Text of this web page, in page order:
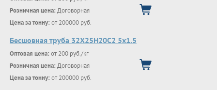
Розничная цена: Договорная
Цена за тонну: от 200000 руб.
Бесшовная труба 32Х25Н20С2 5х1.5
Оптовая цена: от 200 руб./кг
Розничная цена: Договорная
Цена за тонну: от 200000 руб.